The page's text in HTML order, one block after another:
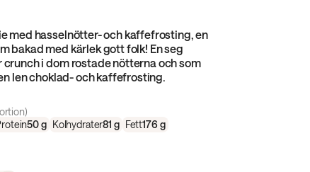
med hasselnötter- och kaffefrosting, en
bakad med kärlek gott folk! En seg
crunch i dom rostade nötterna och som
len choklad- och kaffefrosting.
50g Kolhydrater81 g Fett176 g